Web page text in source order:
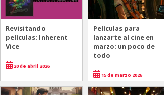
Revisitando
películas: Inherent
Vice
20 de abril 2026
Películas para
lanzarte al cine en
marzo: un poco de
todo
15 de marzo 2026